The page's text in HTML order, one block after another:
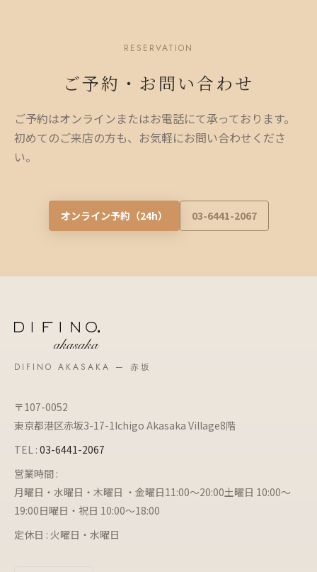
RESERVATION
ご予約・お問い合わせ
ご予約はオンラインまたはお電話にて承っております。
初めてのご来店の方も、お気軽にお問い合わせくださ
い。
オンライン予約（24h） 03-6441-2067
DIFINO AKASAKA — 赤坂
〒107-0052
東京都港区赤坂3-17-1Ichigo Akasaka Village8階
TEL : 03-6441-2067
営業時間 :
月曜日・水曜日・木曜日 ・金曜日11:00～20:00土曜日 10:00～
19:00日曜日・祝日 10:00～18:00
定休日 : 火曜日・水曜日